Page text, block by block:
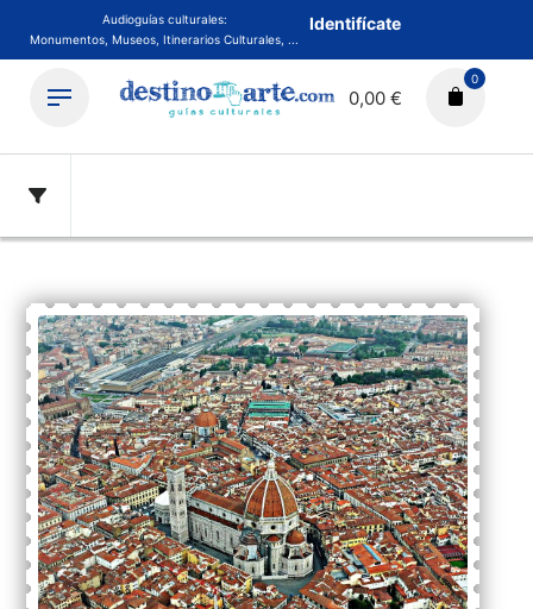
Audioguías culturales:
Monumentos, Museos, Itinerarios Culturales, ...
Identifícate
0,00 €
0